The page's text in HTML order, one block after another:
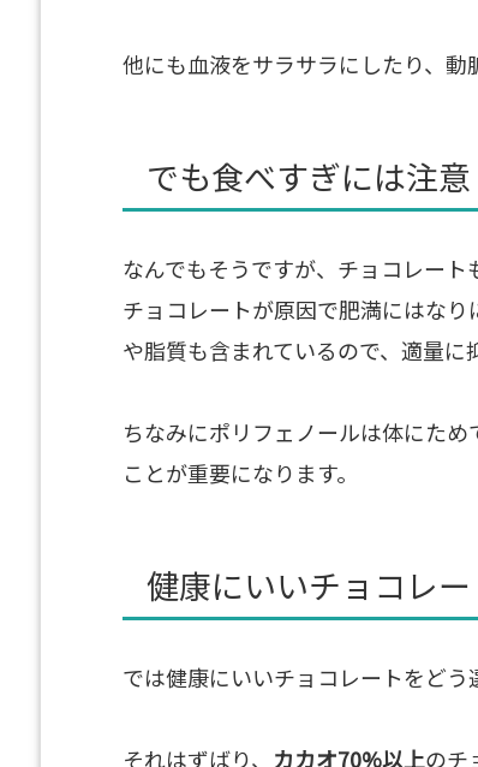
他にも血液をサラサラにしたり、動
でも食べすぎには注意
なんでもそうですが、チョコレート
チョコレートが原因で肥満にはな
や脂質も含まれているので、適量に
ちなみにポリフェノールは体にた
ことが重要になります。
健康にいいチョコレ
では健康にいいチョコレートをどう
それはずばり、 カカオ70%以上のチ